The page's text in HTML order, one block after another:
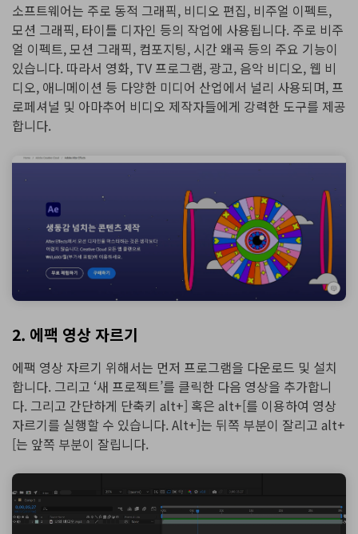
소프트웨어는 주로 동적 그래픽, 비디오 편집, 비주얼 이펙트,
모션 그래픽, 타이틀 디자인 등의 작업에 사용됩니다. 주로 비주
얼 이펙트, 모션 그래픽, 컴포지팅, 시간 왜곡 등의 주요 기능이
있습니다. 따라서 영화, TV 프로그램, 광고, 음악 비디오, 웹 비
디오, 애니메이션 등 다양한 미디어 산업에서 널리 사용되며, 프
로페셔널 및 아마추어 비디오 제작자들에게 강력한 도구를 제공
합니다.
2. 에팩 영상 자르기
에팩 영상 자르기 위해서는 먼저 프로그램을 다운로드 및 설치
합니다. 그리고 ‘새 프로젝트’를 클릭한 다음 영상을 추가합니
다. 그리고 간단하게 단축키 alt+] 혹은 alt+[를 이용하여 영상
자르기를 실행할 수 있습니다. Alt+]는 뒤쪽 부분이 잘리고 alt+
[는 앞쪽 부분이 잘립니다.